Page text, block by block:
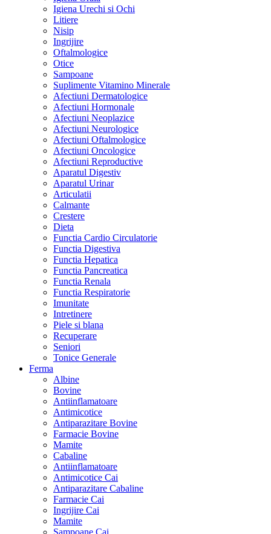
Igiena Urechi si Ochi
Litiere
Nisip
Ingrijire
Oftalmologice
Otice
Sampoane
Suplimente Vitamino Minerale
Afectiuni Dermatologice
Afectiuni Hormonale
Afectiuni Neoplazice
Afectiuni Neurologice
Afectiuni Oftalmologice
Afectiuni Oncologice
Afectiuni Reproductive
Aparatul Digestiv
Aparatul Urinar
Articulatii
Calmante
Crestere
Dieta
Functia Cardio Circulatorie
Functia Digestiva
Functia Hepatica
Functia Pancreatica
Functia Renala
Functia Respiratorie
Imunitate
Intretinere
Piele si blana
Recuperare
Seniori
Tonice Generale
Ferma
Albine
Bovine
Antiinflamatoare
Antimicotice
Antiparazitare Bovine
Farmacie Bovine
Mamite
Cabaline
Antiinflamatoare
Antimicotice Cai
Antiparazitare Cabaline
Farmacie Cai
Ingrijire Cai
Mamite
Sampoane Cai